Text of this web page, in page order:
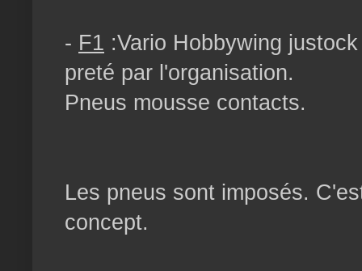
- F1 :Vario Hobbywing
preté par l'organisation.
Pneus mousse contacts.
Les pneus sont imposés.
concept.